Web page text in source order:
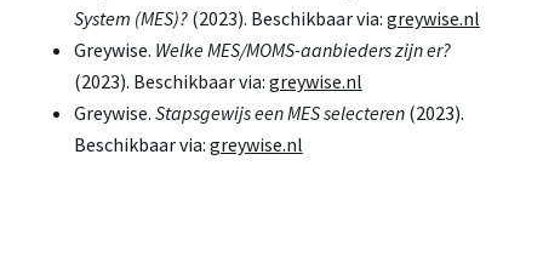
System (MES)?(2023). Beschikbaar via: greywise.nl
Greywise. Welke MES/MOMS-aanbieders zijn er?
(2023). Beschikbaar via: greywise.nl
Greywise. Stapsgewijs een MES selecteren(2023).
Beschikbaar via: greywise.nl